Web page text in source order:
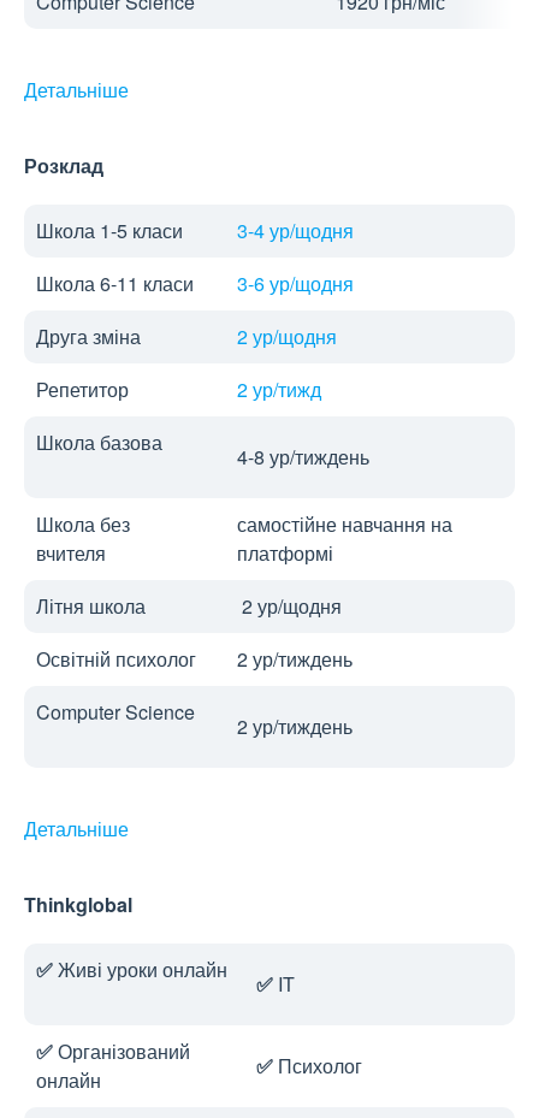
Детальніше
Розклад
Школа 1-5 класи
3-4 ур/щодня
Школа 6-11 класи
3-6 ур/щодня
Друга зміна
2 ур/щодня
Репетитор
2 ур/тижд
Школа базова
4-8 ур/тиждень
Школа без
вчителя
самостійне навчання на
платформі
Літня школа
2 ур/щодня
Освітній психолог
2 ур/тиждень
Computer Science
2 ур/тиждень
Детальніше
Thinkglobal
✅Живі уроки онлайн
✅ IT
✅Організований
онлайн
✅ Психолог